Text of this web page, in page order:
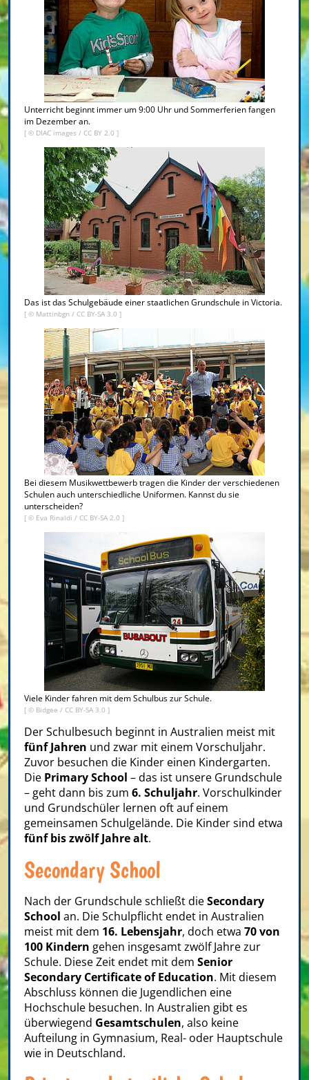
Unterricht beginnt immer um 9:00 Uhr und Sommerferien fangen
im Dezember an.
[ © DIAC images / CC BY 2.0 ]
Das ist das Schulgebäude einer staatlichen Grundschule in Victoria.
[ © Mattinbgn / CC BY-SA 3.0 ]
Bei diesem Musikwettbewerb tragen die Kinder der verschiedenen
Schulen auch unterschiedliche Uniformen. Kannst du sie
unterscheiden?
[ © Eva Rinaldi / CC BY-SA 2.0 ]
Viele Kinder fahren mit dem Schulbus zur Schule.
[ © Bidgee / CC BY-SA 3.0 ]
Der Schulbesuch beginnt in Australien meist mit
fünf Jahren und zwar mit einem Vorschuljahr.
Zuvor besuchen die Kinder einen Kindergarten.
Die Primary School – das ist unsere Grundschule
– geht dann bis zum 6. Schuljahr. Vorschulkinder
und Grundschüler lernen oft auf einem
gemeinsamen Schulgelände. Die Kinder sind etwa
fünf bis zwölf Jahre alt.
Secondary School
Nach der Grundschule schließt dieSecondary
School an. Die Schulpflicht endet in Australien
meist mit dem 16. Lebensjahr, doch etwa 70 von
100 Kindern gehen insgesamt zwölf Jahre zur
Schule. Diese Zeit endet mit dem Senior
Secondary Certificate of Education. Mit diesem
Abschluss können die Jugendlichen eine
Hochschule besuchen. In Australien gibt es
überwiegend Gesamtschulen, also keine
Aufteilung in Gymnasium, Real- oder Hauptschule
wie in Deutschland.